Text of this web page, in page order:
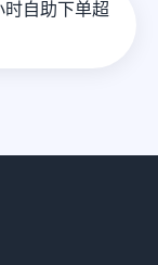
自助下单超